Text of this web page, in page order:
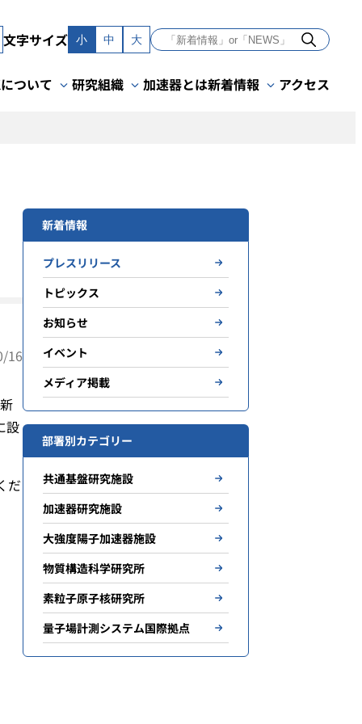
文字サイズ 小 中 大
ついて 研究組織 加速器とは新着情報 アクセス
16
設
だ
新着情報
プレスリリース
トピックス
お知らせ
イベント
メディア掲載
部署別カテゴリー
共通基盤研究施設
加速器研究施設
大強度陽子加速器施設
物質構造科学研究所
素粒子原子核研究所
量子場計測システム国際拠点